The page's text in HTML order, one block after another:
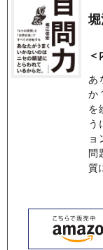
あ
か
を
う
ョ
問
質